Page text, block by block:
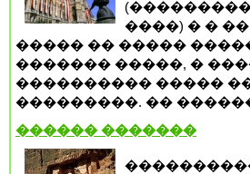
(���������
����) � �
����� �� �����
������� �����, �
���������� �����
���������. ��
������ �������